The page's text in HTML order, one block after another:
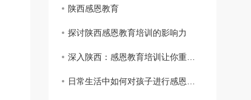
陕西感恩教育
探讨陕西感恩教育培训的影响力
深入陕西：感恩教育培训让你重新认识家乡之美
日常生活中如何对孩子进行感恩教育！